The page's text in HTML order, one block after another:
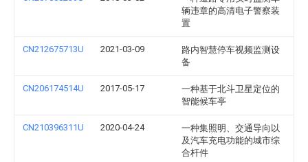
辆违章的高清电子警察装
置
CN212675713U 2021-03-09
路内智慧停车视频监测设
备
CN206174514U 2017-05-17
一种基于北斗卫星定位的
智能候车亭
CN210396311U 2020-04-24
一种集照明、交通导向以
及汽车充电功能的城市综
合杆件